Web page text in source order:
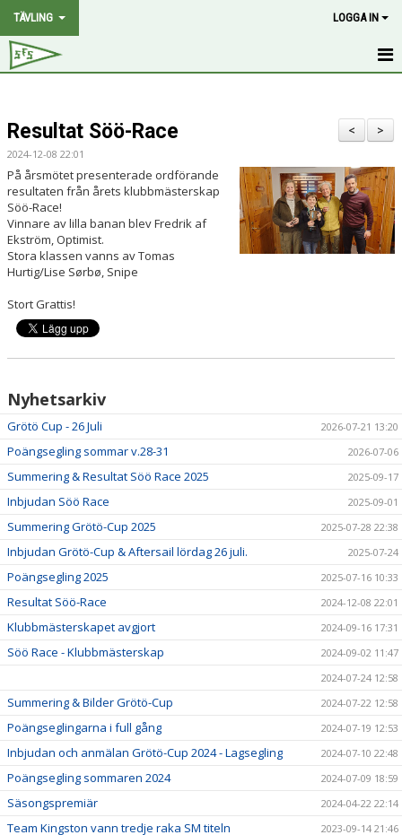
TÄVLING LOGGA IN
NYHETER
PROGRAM
2.4 MR RANK
SOTEPOKALEN
GRÖTÖ-CUP
SÖÖ-RACE
HUMMERRACET
DOKUMENT
>
<
Resultat Söö-Race
2024-12-08 22:01
På årsmötet presenterade ordförande
resultaten från årets klubbmästerskap
Söö-Race!
Vinnare av lilla banan blev Fredrik af
Ekström, Optimist.
Stora klassen vanns av Tomas
Hurtig/Lise Sørbø, Snipe
Stort Grattis!
Nyhetsarkiv
Grötö Cup - 26 Juli 2026-07-21 13:20
Poängsegling sommar v.28-31 2026-07-06
Summering & Resultat Söö Race 2025 2025-09-17
Inbjudan Söö Race 2025-09-01
Summering Grötö-Cup 2025 2025-07-28 22:38
Inbjudan Grötö-Cup & Aftersail lördag 26 juli. 2025-07-24
Poängsegling 2025 2025-07-16 10:33
Resultat Söö-Race 2024-12-08 22:01
Klubbmästerskapet avgjort 2024-09-16 17:31
Söö Race - Klubbmästerskap
2024-09-02 11:47
2024-07-24 12:58
Summering & Bilder Grötö-Cup 2024-07-22 12:58
Poängseglingarna i full gång 2024-07-19 12:53
Inbjudan och anmälan Grötö-Cup 2024 - Lagsegling 2024-07-10 22:48
Poängsegling sommaren 2024 2024-07-09 18:59
Säsongspremiär 2024-04-22 22:14
Team Kingston vann tredje raka SM titeln 2023-09-14 21:46